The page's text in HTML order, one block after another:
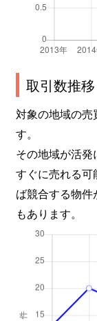
取引数推移
対象の地域の
す。
その地域が活
すぐに売れる
ば競合する物
もあります。